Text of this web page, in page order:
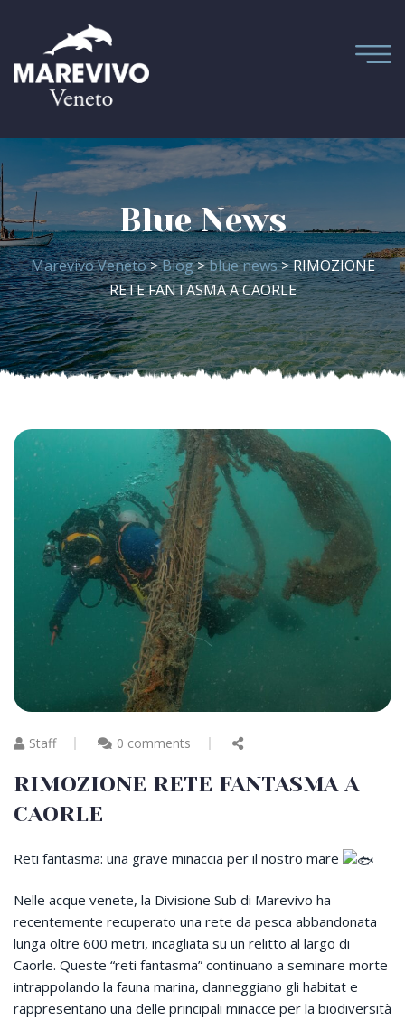
Blue News
Marevivo Veneto>Blog>blue news> RIMOZIONE
RETE FANTASMA A CAORLE
Staff 0 comments
RIMOZIONE RETE FANTASMA A
CAORLE
Reti fantasma: una grave minaccia per il nostro mare
Nelle acque venete, la Divisione Sub di Marevivo ha
recentemente recuperato una rete da pesca abbandonata
lunga oltre 600 metri, incagliata su un relitto al largo di
Caorle. Queste “reti fantasma” continuano a seminare morte
intrappolando la fauna marina, danneggiano gli habitat e
rappresentano una delle principali minacce per la biodiversità